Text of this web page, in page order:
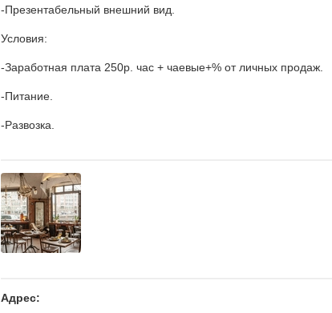
-Презентабельный внешний вид.
Условия:
-Заработная плата 250р. час + чаевые+% от личных продаж.
-Питание.
-Развозка.
Адрес: